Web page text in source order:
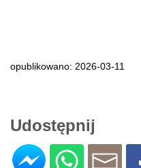
opublikowano: 2026-03-11
Udostępnij